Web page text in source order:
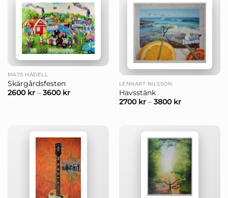
MATS HÅDELL
Skärgårdsfesten
2600 kr– 3600 kr
LENNART NILSSON
Havsstänk
2700 kr– 3800 kr